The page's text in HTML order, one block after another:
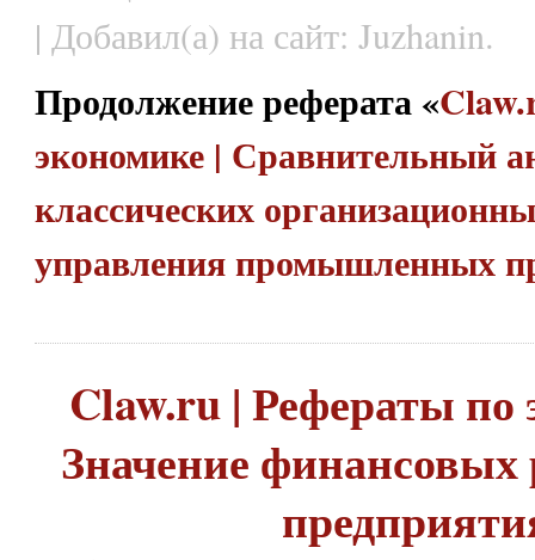
| Добавил(а) на сайт: Juzhanin.
Продолжение реферата «
экономике | Сравнительный
классических
управления промышленных
Claw.ru | Рефераты по
Значение